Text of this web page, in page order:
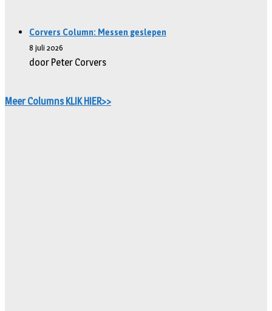
Corvers Column: Messen geslepen
8 juli 2026
door Peter Corvers
Meer Columns KLIK HIER>>